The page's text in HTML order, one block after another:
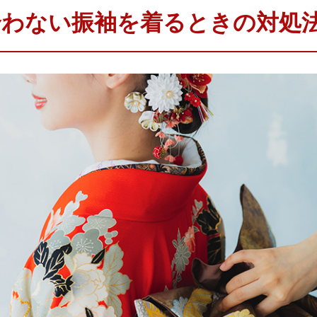
ない振袖を着るときの対処